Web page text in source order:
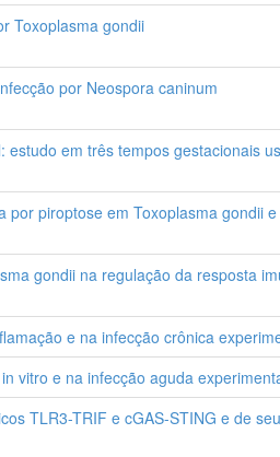
Toxoplasma gondii
por Neospora caninum
em três tempos gestacionais
piroptose em Toxoplasma gondii
gondii na regulação da resposta
e na infecção crônica
vitro e na infecção aguda
TLR3-TRIF e cGAS-STING e de